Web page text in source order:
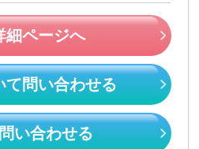
細ページへ
て問い合わせる
い合わせる